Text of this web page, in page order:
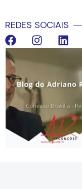
REDES SOCIAIS